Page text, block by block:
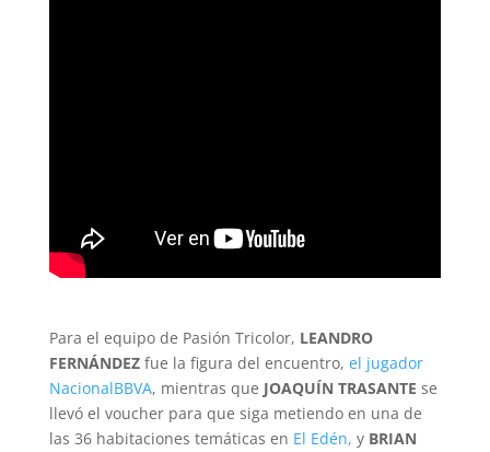
Para el equipo de Pasión Tricolor, LEANDRO
FERNÁNDEZ fue la figura del encuentro, el jugador
NacionalBBVA, mientras que JOAQUÍN TRASANTE se
llevó el voucher para que siga metiendo en una de
las 36 habitaciones temáticas en El Edén, y BRIAN